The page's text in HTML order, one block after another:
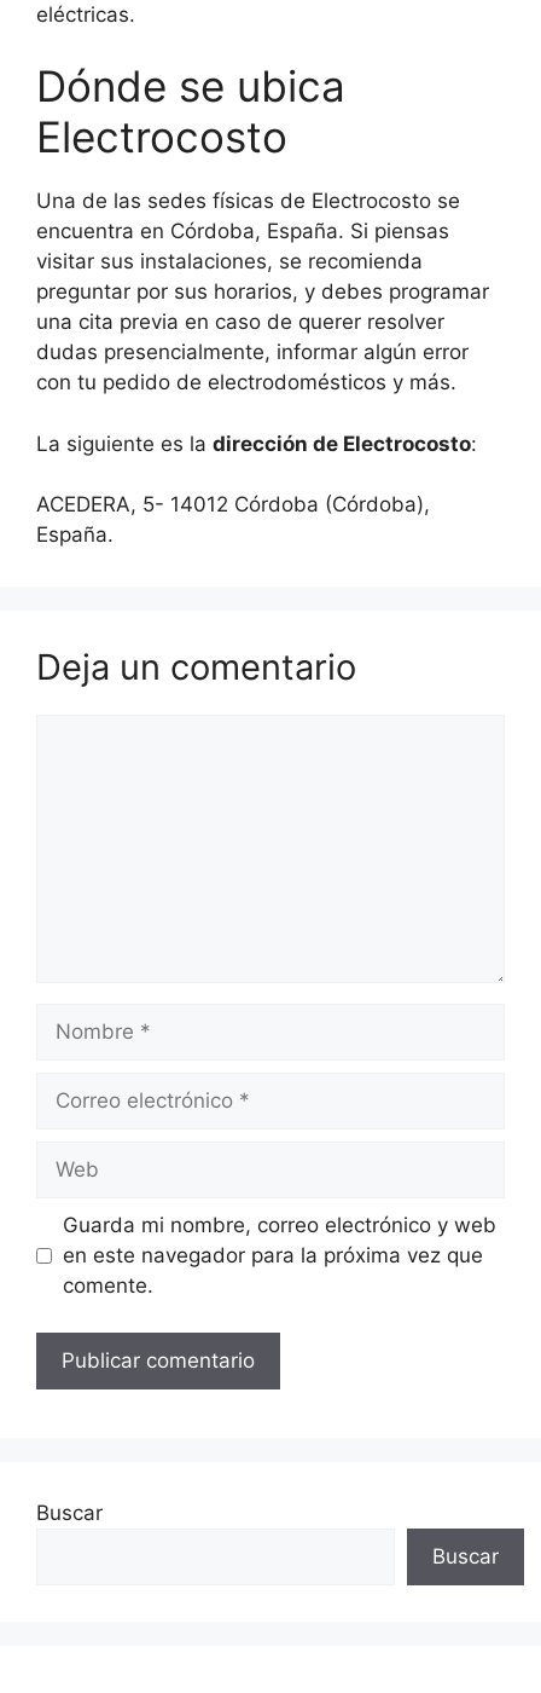
eléctricas.
Dónde se ubica
Electrocosto
Una de las sedes físicas de Electrocosto se
encuentra en Córdoba, España. Si piensas
visitar sus instalaciones, se recomienda
preguntar por sus horarios, y debes programar
una cita previa en caso de querer resolver
dudas presencialmente, informar algún error
con tu pedido de electrodomésticos y más.
La siguiente es la dirección de Electrocosto:
ACEDERA, 5- 14012 Córdoba (Córdoba),
España.
Deja un comentario
Nombre
Correo
Web
Guarda mi nombre, correo electrónico y web
en este navegador para la próxima vez que
comente.
Buscar
Buscar